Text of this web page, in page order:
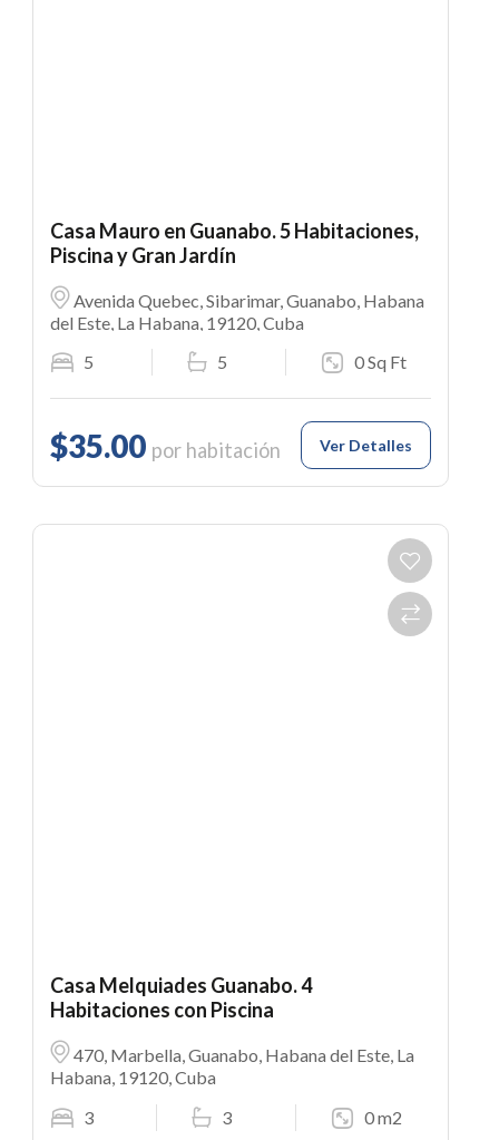
Casa Mauro en Guanabo. 5 Habitaciones,
Piscina y Gran Jardín
Avenida Quebec, Sibarimar, Guanabo, Habana
del Este, La Habana, 19120, Cuba
5
5 0 Sq Ft
$35.00 por habitación Ver Detalles
Casa Melquiades Guanabo. 4
Habitaciones con Piscina
470, Marbella, Guanabo, Habana del Este, La
Habana, 19120, Cuba
3
3 0 m2